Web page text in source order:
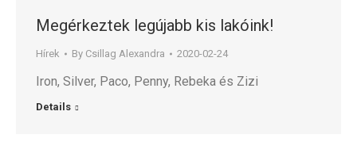
Megérkeztek legújabb kis lakóink!
Hírek By Csillag Alexandra 2020-02-24
Iron, Silver, Paco, Penny, Rebeka és Zizi
Details